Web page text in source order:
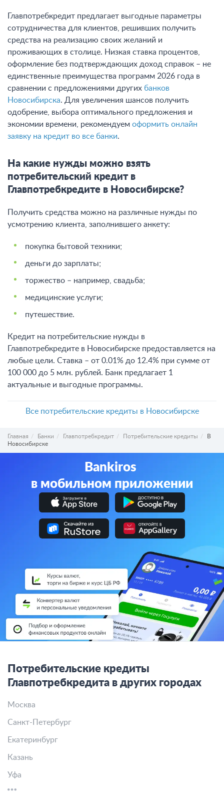
Главпотребкредит предлагает выгодные параметры
сотрудничества для клиентов, решивших получить
средства на реализацию своих желаний и
проживающих в столице. Низкая ставка процентов,
оформление без подтверждающих доход справок – не
единственные преимущества программ 2026 года в
сравнении с предложениями других банков
Новосибирска. Для увеличения шансов получить
одобрение, выбора оптимального предложения и
экономии времени, рекомендуем оформить онлайн
заявку на кредит во все банки.
На какие нужды можно взять
потребительский кредит в
Главпотребкредите в Новосибирске?
Получить средства можно на различные нужды по
усмотрению клиента, заполнившего анкету:
покупка бытовой техники;
деньги до зарплаты;
торжество – например, свадьба;
медицинские услуги;
путешествие.
Кредит на потребительские нужды в
Главпотребкредите в Новосибирске предоставляется на
любые цели. Ставка – от 0.01% до 12.4% при сумме от
100 000 до 5 млн. рублей. Банк предлагает 1
актуальные и выгодные программы.
Все потребительские кредиты в Новосибирске
Главная Банки Главпотребкредит Потребительские кредиты
В
Новосибирске
Bankiros
в мобильном приложении
Потребительские кредиты
Главпотребкредита в других городах
Москва
Санкт-Петербург
Екатеринбург
Казань
Уфа